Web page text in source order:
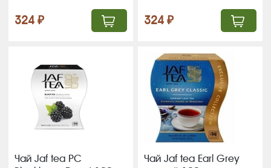
324 ₽ 324 ₽
Чай Jaf tea PC
Чай Jaf tea Earl Grey